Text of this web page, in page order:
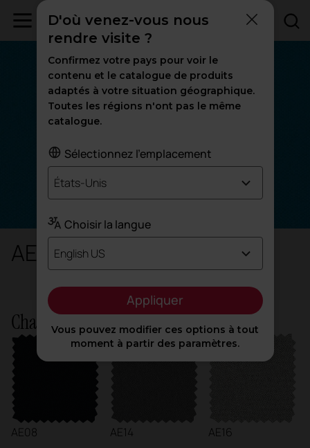
AE - Era
Charte ACTIU
AE08 AE14 AE16
D'où venez-vous nous
rendre visite ?
Confirmez votre pays pour voir le
contenu et le catalogue de produits
adaptés à votre situation géographique.
Toutes les régions n'ont pas le même
catalogue.
Sélectionnez l'emplacement
États-Unis
Choisir la langue
English US
Appliquer
Vous pouvez modifier ces options à tout
moment à partir des paramètres.